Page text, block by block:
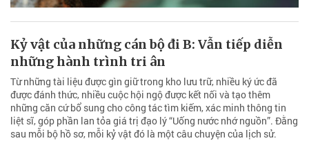
Kỷ vật của những cán bộ đi B: Vẫn tiếp diễn
những hành trình tri ân
Từ những tài liệu được gìn giữ trong kho lưu trữ, nhiều ký ức đã
được đánh thức, nhiều cuộc hội ngộ được kết nối và tạo thêm
những căn cứ bổ sung cho công tác tìm kiếm, xác minh thông tin
liệt sĩ, góp phần lan tỏa giá trị đạo lý “Uống nước nhớ nguồn”. Đằng
sau mỗi bộ hồ sơ, mỗi kỷ vật đó là một câu chuyện của lịch sử.